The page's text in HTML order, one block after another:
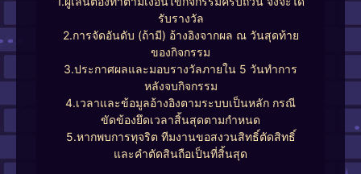
รับรางวัล
2.การจัดอันดับ (ถ้ามี) อ้างอิงจากผล ณ วันสุดท้าย
ของกิจกรรม
3.ประกาศผลและมอบรางวัลภายใน 5 วันทำการ
หลังจบกิจกรรม
4.เวลาและข้อมูลอ้างอิงตามระบบเป็นหลัก กรณี
ขัดข้องยึดเวลาสิ้นสุดตามกำหนด
5.หากพบการทุจริต ทีมงานขอสงวนสิทธิ์ตัดสิทธิ์
และคำตัดสินถือเป็นที่สิ้นสุด